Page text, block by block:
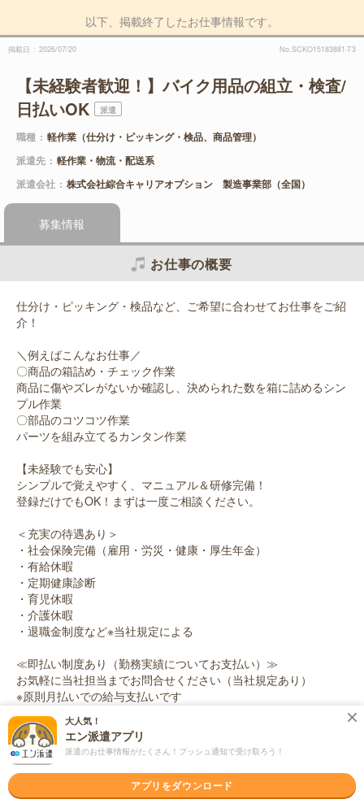
以下、掲載終了したお仕事情報です。
掲載日 2026/07/20 No.SCKO15183881-T3
【未経験者歓迎！】バイク用品の組立・検査/
日払いOK
派遣
職種
軽作業（仕分け・ピッキング・検品、商品管理）
派遣先
軽作業・物流・配送系
派遣会社
株式会社綜合キャリアオプション 製造事業部（全国）
募集情報
お仕事の概要
仕分け・ピッキング・検品など、ご希望に合わせてお仕事をご紹
介！
＼例えばこんなお仕事／
〇商品の箱詰め・チェック作業
商品に傷やズレがないか確認し、決められた数を箱に詰めるシン
プル作業
〇部品のコツコツ作業
パーツを組み立てるカンタン作業
【未経験でも安心】
シンプルで覚えやすく、マニュアル＆研修完備！
登録だけでもOK！まずは一度ご相談ください。
＜充実の待遇あり＞
・社会保険完備（雇用・労災・健康・厚生年金）
・有給休暇
・定期健康診断
・育児休暇
・介護休暇
・退職金制度など※当社規定による
≪即払い制度あり（勤務実績についてお支払い）≫
お気軽に当社担当までお問合せください（当社規定あり）
※原則月払いでの給与支払いです
応募資格
職種未経験OK / ブランクOK / 英語力不要
【来社不要、WEB登録OK！】
〇未経験大歓迎！
〇フリーター、主婦(夫) 大歓迎！
大人気！
エン派遣アプリ
派遣のお仕事情報がたくさん！プッシュ通知で受け取ろう！
アプリをダウンロード